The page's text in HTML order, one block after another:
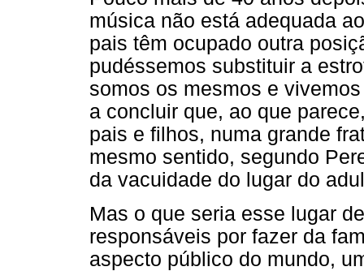
música não está adequada
pais têm ocupado outra
pudéssemos substituir a
somos os mesmos e
a concluir que, ao que
pais e filhos, numa grande
mesmo sentido, segundo
da vacuidade do lugar do
Mas o que seria esse lugar
responsáveis por fazer da
aspecto público do mundo,